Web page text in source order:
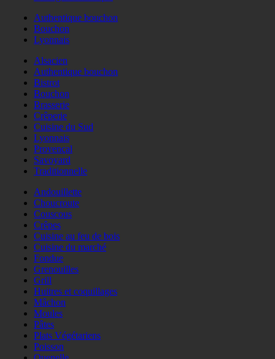
Authentique bouchon
Bouchon
Lyonnais
Alsacien
Authentique bouchon
Bistrot
Bouchon
Brasserie
Crêperie
Cuisine du Sud
Lyonnais
Provençal
Savoyard
Traditionnelle
Andouillette
Choucroute
Couscous
Crêpes
Cuisine au feu de bois
Cuisine du marché
Fondue
Grenouilles
Grill
Huitres et coquillages
Mâchon
Moules
Pâtes
Plats Végétariens
Poisson